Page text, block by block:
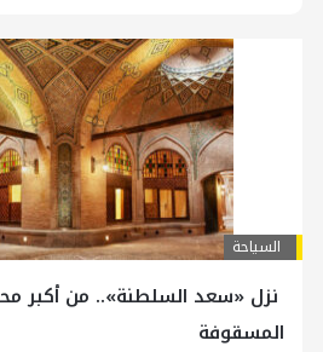
السياحة
نزل «سعد السلطنة».. من أكبر
المسقوفة